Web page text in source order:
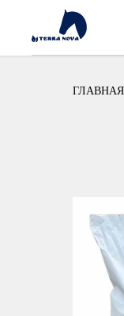
ГЛАВНАЯ